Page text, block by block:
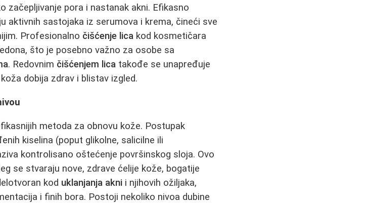
začepljivanje pora i nastanak akni. Efikasno
aktivnih sastojaka iz serumova i krema, čineći sve
Profesionalno čišćenje lica kod kosmetičara
što je posebno važno za osobe sa
. Redovnim čišćenjem lica takođe se unapređuje
dobija zdrav i blistav izgled.
metoda za obnovu kože. Postupak
kiselina (poput glikolne, salicilne ili
kontrolisano oštećenje površinskog sloja. Ovo
se stvaraju nove, zdrave ćelije kože, bogatije
kod uklanjanja akni i njihovih ožiljaka,
i finih bora. Postoji nekoliko nivoa dubine